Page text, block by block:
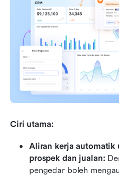
Ciri utama:
Aliran kerja automatik
prospek dan jualan:
pengedar boleh